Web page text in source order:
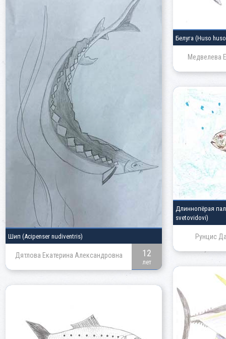
Белуга (Huso
Медвелева
Шип (Acipenser nudiventris)
Дятлова Екатерина Александровна 12
лет
Длиннопёрая
svetovidovi)
Рунцис